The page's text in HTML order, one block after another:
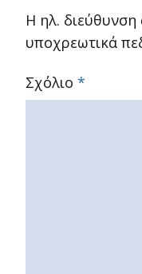
Η ηλ. διεύθυνση
υποχρεωτικά
Σχόλιο *